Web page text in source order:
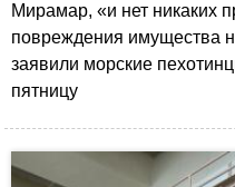
Мирамар, «и нет никаких
повреждения имущества
заявили морские
пятницу